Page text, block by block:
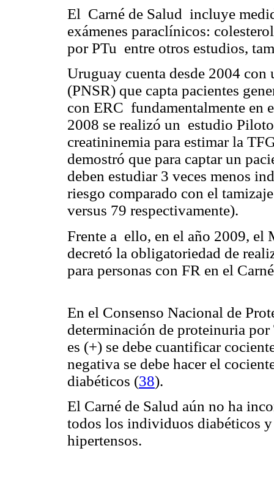
El Carné de Salud incluye
exámenes paraclínicos:
por PTu entre otros estudios,
Uruguay cuenta desde 2004
(PNSR) que capta pacientes
con ERC fundamentalmente en
2008 se realizó un estudio
creatininemia para estimar la
demostró que para captar un
deben estudiar 3 veces menos
riesgo comparado con el
versus 79 respectivamente).
Frente a ello, en el año 2009, el
decretó la obligatoriedad de
para personas con FR en el
En el Consenso Nacional de
determinación de proteinuria
es (+) se debe cuantificar
negativa se debe hacer el
diabéticos (38).
El Carné de Salud aún no ha
todos los individuos diabéticos
hipertensos.